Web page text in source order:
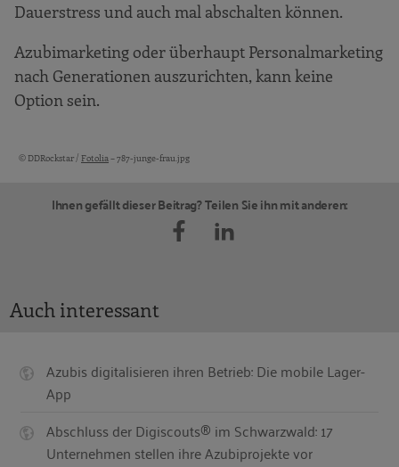
Dauerstress und auch mal abschalten können.
Azubimarketing oder überhaupt Personalmarketing
nach Generationen auszurichten, kann keine
Option sein.
Bildquellen und Copyright-Hinweise
© DDRockstar / Fotolia– 787-junge-frau.jpg
Ihnen gefällt dieser Beitrag? Teilen Sie ihn mit anderen:
Auch interessant
Azubis digitalisieren ihren Betrieb: Die mobile Lager-
App
Abschluss der Digiscouts® im Schwarzwald: 17
Unternehmen stellen ihre Azubiprojekte vor